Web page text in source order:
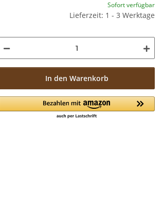
Sofort verfügbar
Lieferzeit: 1 - 3 Werktage
In den Warenkorb